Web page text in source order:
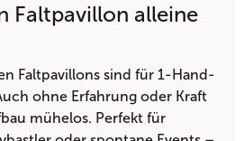
Faltpavillon alleine
Faltpavillons sind für 1-Hand-
ohne Erfahrung oder Kraft
mühelos. Perfekt für